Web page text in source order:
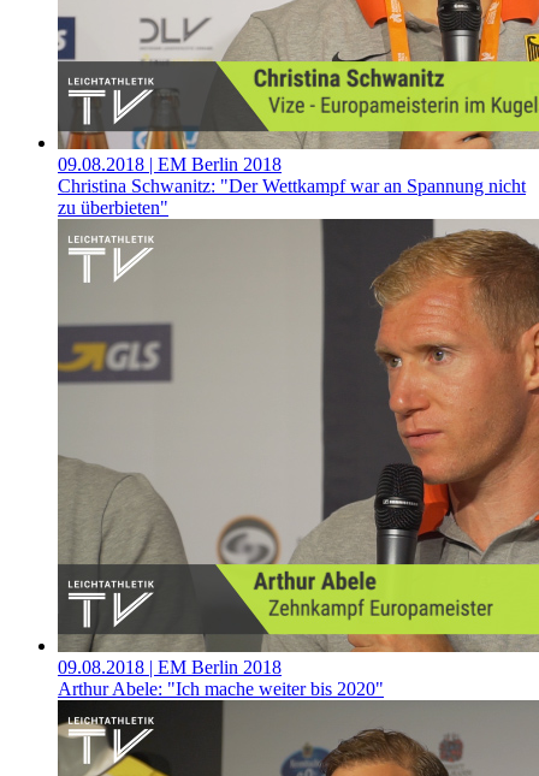
09.08.2018 | EM Berlin 2018
Christina Schwanitz: "Der Wettkampf war an Spannung nicht
zu überbieten"
09.08.2018 | EM Berlin 2018
Arthur Abele: "Ich mache weiter bis 2020"